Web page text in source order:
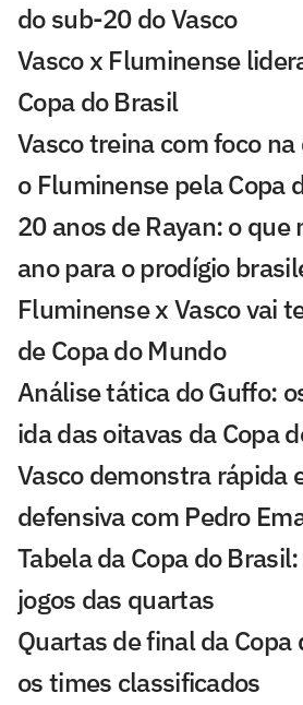
do sub-20 do Vasco
Vasco x Fluminense
Copa do Brasil
Vasco treina com foco
o Fluminense pela Copa
20 anos de Rayan: o
ano para o prodígio
Fluminense x Vasco vai
de Copa do Mundo
Análise tática do Guffo:
ida das oitavas da Copa
Vasco demonstra rápida
defensiva com Pedro
Tabela da Copa do
jogos das quartas
Quartas de final da Copa
os times classificados